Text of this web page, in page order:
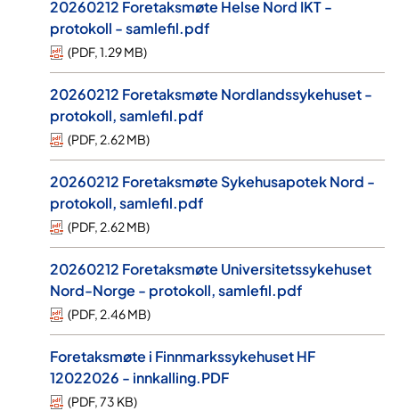
20260212 Foretaksmøte Helse Nord IKT -
protokoll - samlefil.pdf
(PDF,1.29 MB)
20260212 Foretaksmøte Nordlandssykehuset -
protokoll, samlefil.pdf
(PDF, 2.62 MB)
20260212 Foretaksmøte Sykehusapotek Nord -
protokoll, samlefil.pdf
(PDF, 2.62 MB)
20260212 Foretaksmøte Universitetssykehuset
Nord-Norge - protokoll, samlefil.pdf
(PDF, 2.46 MB)
Foretaksmøte i Finnmarkssykehuset HF
12022026 - innkalling.PDF
(PDF,73 KB)